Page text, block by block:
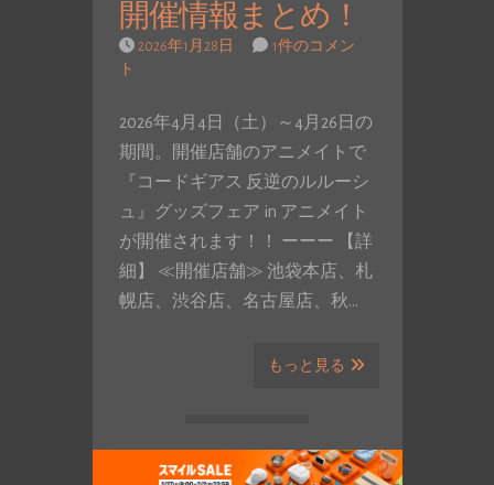
開催情報まとめ！
2026年1月28日
1件のコメン
ト
2026年4月4日（土）～4月26日の
期間。開催店舗のアニメイトで
『コードギアス 反逆のルルーシ
ュ』グッズフェア in アニメイト
が開催されます！！ ーーー 【詳
細】 ≪開催店舗≫ 池袋本店、札
幌店、渋谷店、名古屋店、秋…
もっと見る